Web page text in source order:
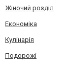
Жіночий розділ
Економіка
Кулінарія
Подорожі